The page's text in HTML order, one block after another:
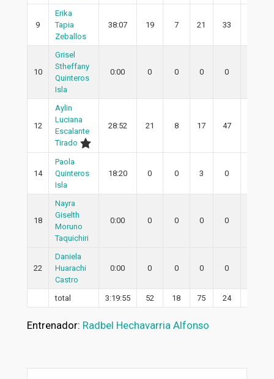
9
Erika
Tapia
Zeballos
38:07 19 7 21 33
10
Grisel
Stheffany
Quinteros
Isla
0:00 0 0 0 0
12
Aylin
Luciana
Escalante
Tirado
28:52 21 8 17 47
14
Paola
Quinteros
Isla
18:20 0 0 3 0
18
Nayra
Giselth
Moruno
Taquichiri
0:00 0 0 0 0
22
Daniela
Huarachi
Castro
0:00 0 0 0 0
total 3:19:55 52 18 75 24
Entrenador: Radbel Hechavarria Alfonso